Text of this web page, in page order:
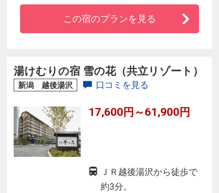
最長のジップライン、ボルダリングなどのアク
ティビティ施設をご満喫して頂くことができま
かな料理をお楽しみ下さいませ。
この宿のプランを見る
湯けむりの宿 雪の花（共立リゾート）
新潟 越後湯沢 口コミを見る
17,600円～61,900円
ＪＲ越後湯沢から徒歩で
約3分。